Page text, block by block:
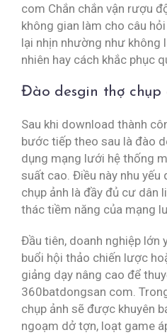
com Chắn chắn vận rượu
không gian làm cho câu
lại nhịn nhường như không
nhiên hay cách khắc phục
Đào desgin thợ chụp
Sau khi download thành
bước tiếp theo sau là đào
dụng mạng lưới hệ thống
suất cao. Điều này nhu
chụp ảnh là đầy đủ cư dân
thác tiềm năng của mạng
Đầu tiên, doanh nghiệp lớn
buổi hội thảo chiến lược
giảng dạy nâng cao để
360batdongsan com.
chụp ảnh sẽ được khuyên
ngoạm dở tợn, loạt game